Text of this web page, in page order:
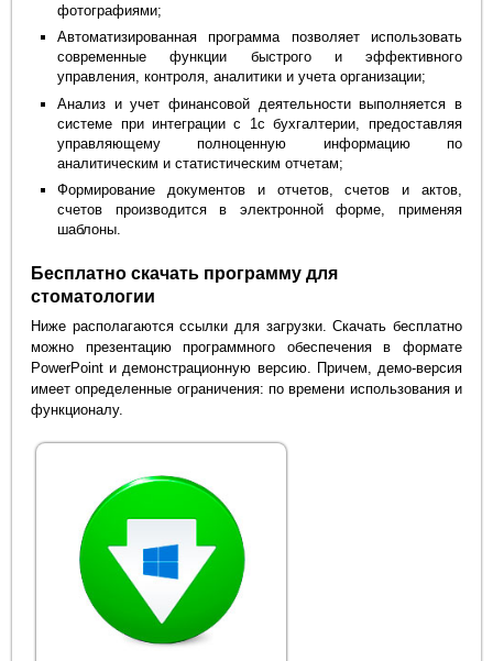
фотографиями;
Автоматизированная программа позволяет использовать
современные функции быстрого и эффективного
управления, контроля, аналитики и учета организации;
Анализ и учет финансовой деятельности выполняется в
системе при интеграции с 1с бухгалтерии, предоставляя
управляющему полноценную информацию по
аналитическим и статистическим отчетам;
Формирование документов и отчетов, счетов и актов,
счетов производится в электронной форме, применяя
шаблоны.
Бесплатно скачать программу для
стоматологии
Ниже располагаются ссылки для загрузки. Скачать бесплатно
можно презентацию программного обеспечения в формате
PowerPoint и демонстрационную версию. Причем, демо-версия
имеет определенные ограничения: по времени использования и
функционалу.